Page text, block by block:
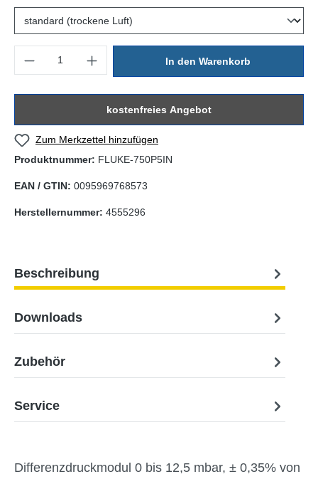
In den Warenkorb
kostenfreies Angebot
Zum Merkzettel hinzufügen
Produktnummer: FLUKE-750P5IN
EAN / GTIN: 0095969768573
Herstellernummer: 4555296
Beschreibung
Downloads
Zubehör
Service
Differenzdruckmodul 0 bis 12,5 mbar, ± 0,35% von